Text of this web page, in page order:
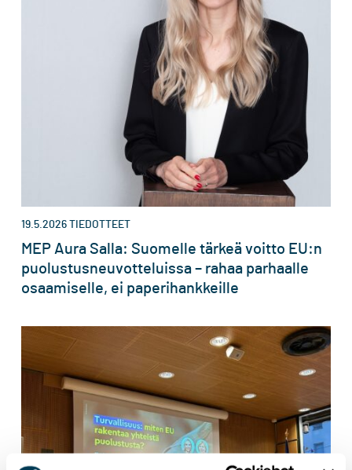
19.5.2026 TIEDOTTEET
MEP Aura Salla: Suomelle tärkeä voitto EU:n
puolustusneuvotteluissa – rahaa parhaalle
osaamiselle, ei paperihankkeille